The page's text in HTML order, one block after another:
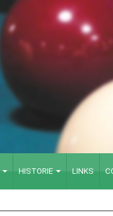
HISTORIE LINKS